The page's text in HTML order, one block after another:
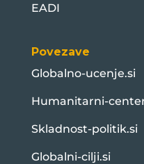
EADI
Povezave
Globalno-ucenje.si
Humanitarni-
Skladnost-politik.si
Globalni-cilji.si